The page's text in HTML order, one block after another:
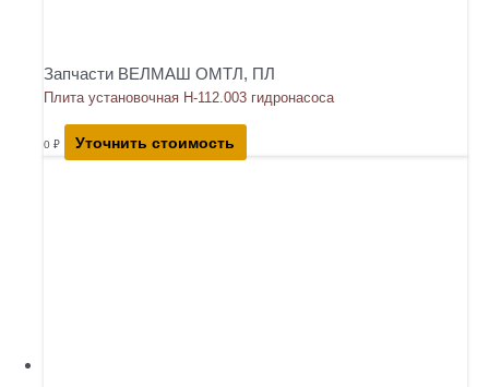
Запчасти ВЕЛМАШ ОМТЛ, ПЛ
Плита установочная Н-112.003 гидронасоса
0 ₽ Уточнить стоимость